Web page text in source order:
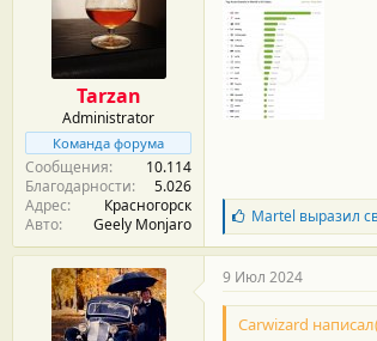
ч
а
л
а
Tarzan
Administrator
Команда форума
Сообщения
10.114
Благодарности
5.026
Адрес
Красногорск
Авто
Geely Monjaro
Б
л
а
г
о
д
а
Martel выразил
9 Июл 2024
Carwizard